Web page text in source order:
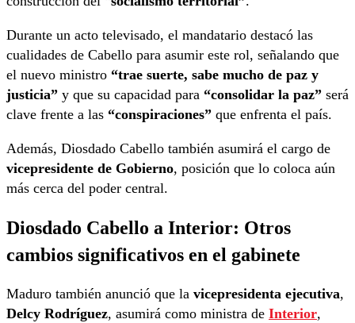
Durante un acto televisado, el mandatario destacó las
cualidades de Cabello para asumir este rol, señalando que
el nuevo ministro “trae suerte, sabe mucho de paz y
justicia” y que su capacidad para “consolidar la paz” será
clave frente a las “conspiraciones” que enfrenta el país.
Además, Diosdado Cabello también asumirá el cargo de
vicepresidente de Gobierno, posición que lo coloca aún
más cerca del poder central.
Diosdado Cabello a Interior: Otros
cambios significativos en el gabinete
Maduro también anunció que la vicepresidenta ejecutiva,
Delcy Rodríguez, asumirá como ministra de Interior,